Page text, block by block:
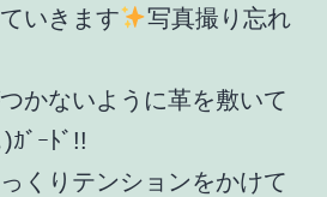
いきます
写真撮り忘れ
かないように革を敷いて
ﾞｰﾄﾞ!!
くりテンションをかけて